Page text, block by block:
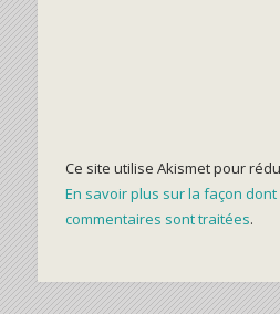
Ce site utilise Akismet pour
En savoir plus sur la façon
commentaires sont traitées.